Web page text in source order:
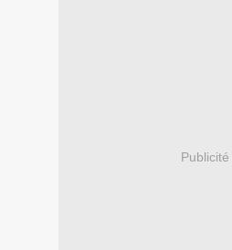
Publicité